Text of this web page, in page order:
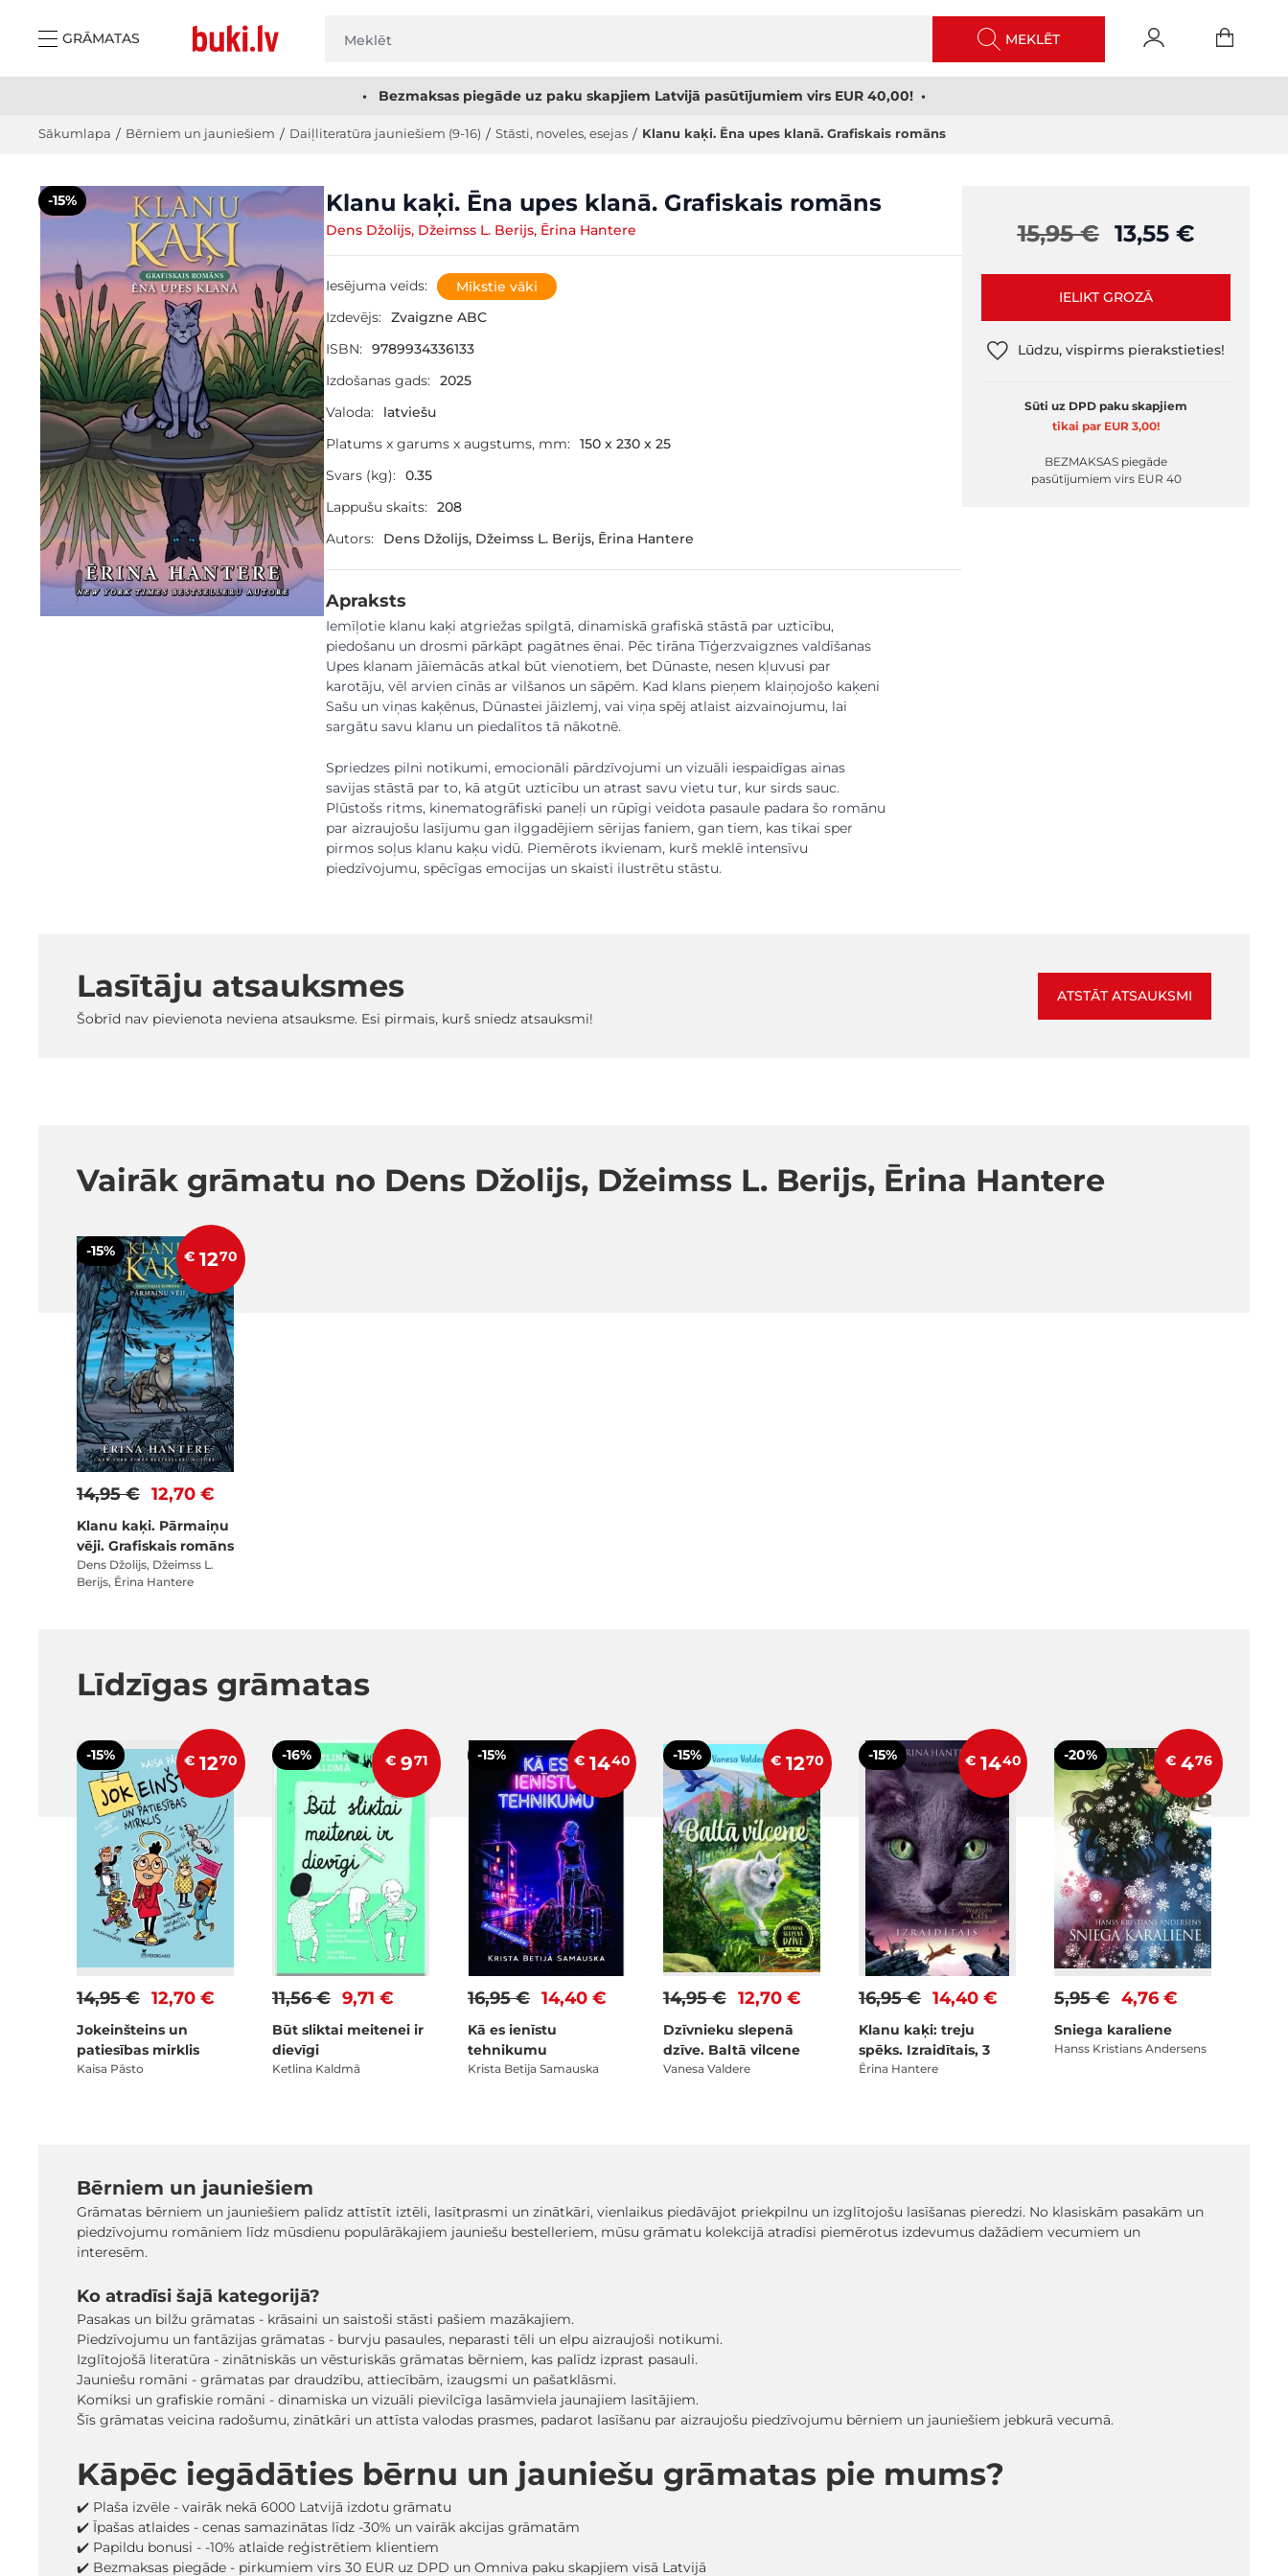
GRĀMATAS
MEKLĒT
• Bezmaksas piegāde uz paku skapjiem Latvijā pasūtījumiem virs EUR 40,00! •
Sākumlapa / Bērniem un jauniešiem / Daiļliteratūra jauniešiem (9-16) / Stāsti, noveles, esejas / Klanu kaķi. Ēna upes klanā. Grafiskais romāns
-15%
Main image
Click to view image in fullscreen Klanu kaķi. Ēna upes klanā. Grafiskais romāns
Dens Džolijs, Džeimss L. Berijs, Ērina Hantere
Iesējuma veids:
Mīkstie vāki
Izdevējs:
Zvaigzne ABC
ISBN:
9789934336133
Izdošanas gads:
2025
Valoda:
latviešu
Platums x garums x augstums, mm:
150 x 230 x 25
Svars (kg):
0.35
Lappušu skaits:
208
Autors:
Dens Džolijs, Džeimss L. Berijs, Ērina Hantere
Apraksts
Iemīļotie klanu kaķi atgriežas spilgtā, dinamiskā grafiskā stāstā par uzticību,
piedošanu un drosmi pārkāpt pagātnes ēnai. Pēc tirāna Tīģerzvaigznes valdīšanas
Upes klanam jāiemācās atkal būt vienotiem, bet Dūnaste, nesen kļuvusi par
karotāju, vēl arvien cīnās ar vilšanos un sāpēm. Kad klans pieņem klaiņojošo kaķeni
Sašu un viņas kaķēnus, Dūnastei jāizlemj, vai viņa spēj atlaist aizvainojumu, lai
sargātu savu klanu un piedalītos tā nākotnē.
Spriedzes pilni notikumi, emocionāli pārdzīvojumi un vizuāli iespaidīgas ainas
savijas stāstā par to, kā atgūt uzticību un atrast savu vietu tur, kur sirds sauc.
Plūstošs ritms, kinematogrāfiski paneļi un rūpīgi veidota pasaule padara šo romānu
par aizraujošu lasījumu gan ilggadējiem sērijas faniem, gan tiem, kas tikai sper
pirmos soļus klanu kaķu vidū. Piemērots ikvienam, kurš meklē intensīvu
piedzīvojumu, spēcīgas emocijas un skaisti ilustrētu stāstu.
15,95 € 13,55 €
IELIKT GROZĀ
Lūdzu, vispirms pierakstieties!
Sūti uz DPD paku skapjiem
tikai par EUR 3,00!
BEZMAKSAS piegāde
pasūtījumiem virs EUR 40
Lasītāju atsauksmes
Šobrīd nav pievienota neviena atsauksme. Esi pirmais, kurš sniedz atsauksmi!
ATSTĀT ATSAUKSMI
Vairāk grāmatu no Dens Džolijs, Džeimss L. Berijs, Ērina Hantere
-15% € 1270
12,70 €
14,95 €
Klanu kaķi. Pārmaiņu
vēji. Grafiskais romāns
Dens Džolijs, Džeimss L.
Berijs, Ērina Hantere
Līdzīgas grāmatas
-15% € 1270
12,70 €
14,95 €
Jokeinšteins un
patiesības mirklis
Kaisa Pāsto
-16% € 971
9,71 €
11,56 €
Būt sliktai meitenei ir
dievīgi
Ketlina Kaldmā
-15% € 1440
14,40 €
16,95 €
Kā es ienīstu
tehnikumu
Krista Betija Samauska
-15% € 1270
12,70 €
14,95 €
Dzīvnieku slepenā
dzīve. Baltā vilcene
Vanesa Valdere
-15% € 1440
14,40 €
16,95 €
Klanu kaķi: treju
spēks. Izraidītais, 3
Ērina Hantere
-20% € 476
4,76 €
5,95 €
Sniega karaliene
Hanss Kristians Andersens
Bērniem un jauniešiem
Grāmatas bērniem un jauniešiem palīdz attīstīt iztēli, lasītprasmi un zinātkāri, vienlaikus piedāvājot priekpilnu un izglītojošu lasīšanas pieredzi. No klasiskām pasakām un
piedzīvojumu romāniem līdz mūsdienu populārākajiem jauniešu bestelleriem, mūsu grāmatu kolekcijā atradīsi piemērotus izdevumus dažādiem vecumiem un
interesēm.
Ko atradīsi šajā kategorijā?
Pasakas un bilžu grāmatas - krāsaini un saistoši stāsti pašiem mazākajiem.
Piedzīvojumu un fantāzijas grāmatas - burvju pasaules, neparasti tēli un elpu aizraujoši notikumi.
Izglītojošā literatūra - zinātniskās un vēsturiskās grāmatas bērniem, kas palīdz izprast pasauli.
Jauniešu romāni - grāmatas par draudzību, attiecībām, izaugsmi un pašatklāsmi.
Komiksi un grafiskie romāni - dinamiska un vizuāli pievilcīga lasāmviela jaunajiem lasītājiem.
Šīs grāmatas veicina radošumu, zinātkāri un attīsta valodas prasmes, padarot lasīšanu par aizraujošu piedzīvojumu bērniem un jauniešiem jebkurā vecumā.
Kāpēc iegādāties bērnu un jauniešu grāmatas pie mums?
✔️ Plaša izvēle - vairāk nekā 6000 Latvijā izdotu grāmatu
✔️ Īpašas atlaides - cenas samazinātas līdz -30% un vairāk akcijas grāmatām
✔️ Papildu bonusi - -10% atlaide reģistrētiem klientiem
✔️ Bezmaksas piegāde - pirkumiem virs 30 EUR uz DPD un Omniva paku skapjiem visā Latvijā